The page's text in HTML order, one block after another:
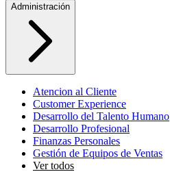
Administración
Atencion al Cliente
Customer Experience
Desarrollo del Talento Humano
Desarrollo Profesional
Finanzas Personales
Gestión de Equipos de Ventas
Ver todos